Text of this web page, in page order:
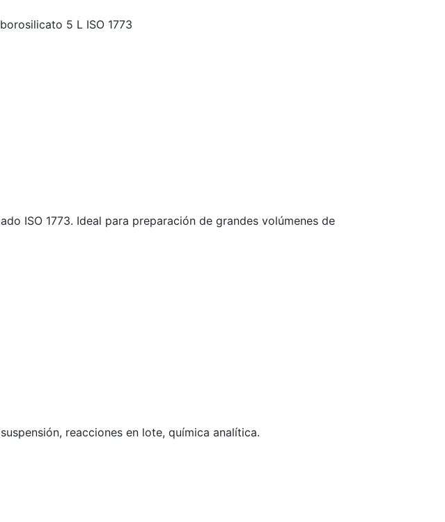
5 L ISO 1773
ISO 1773. Ideal para preparación de grandes volúmenes de
reacciones en lote, química analítica.